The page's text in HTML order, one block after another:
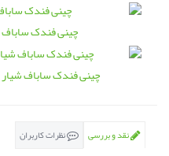
چینی فندک ساباف
چینی فندک ساباف
نقد و بررسی نظرات کاربران